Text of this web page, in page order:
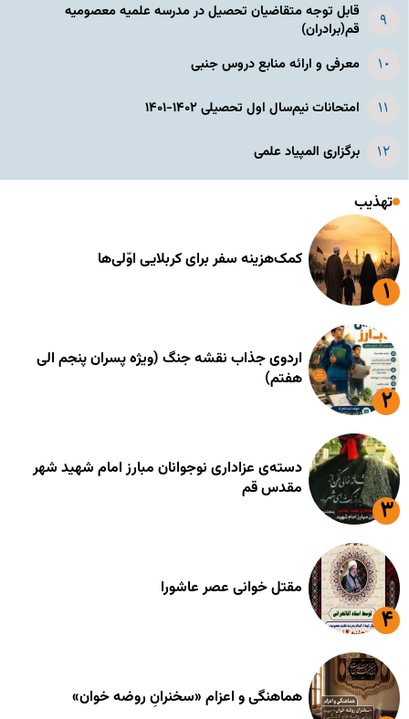
قابل توجه متقاضیان تحصیل در مدرسه علمیه معصومیه
قم(برادران)
معرفی و ارائه منابع دروس جنبی
امتحانات نیم‌سال اول تحصیلی ۱۴۰۲-۱۴۰۱
برگزاری المپیاد علمی
تهذیب
کمک‌هزینه سفر برای کربلایی اوّلی‌ها
اردوی جذاب نقشه جنگ (ویژه پسران پنجم الی
هفتم)
دسته‌ی عزاداری نوجوانان مبارز امام شهید شهر
مقدس قم
مقتل خوانی عصر عاشورا
هماهنگی و اعزام «سخنرانِ روضه خوان»